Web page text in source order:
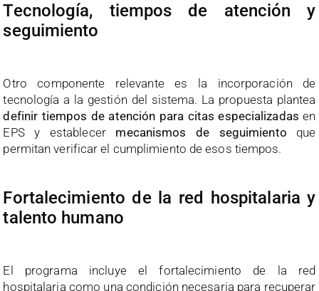
Tecnología, tiempos de atención y
seguimiento
Otro componente relevante es la incorporación de
tecnología a la gestión del sistema. La propuesta plantea
definir tiempos de atención para citas especializadas en
EPS y establecer mecanismos de seguimiento que
permitan verificar el cumplimiento de esos tiempos.
Fortalecimiento de la red hospitalaria y
talento humano
El programa incluye el fortalecimiento de la red
hospitalaria como una condición necesaria para recuperar